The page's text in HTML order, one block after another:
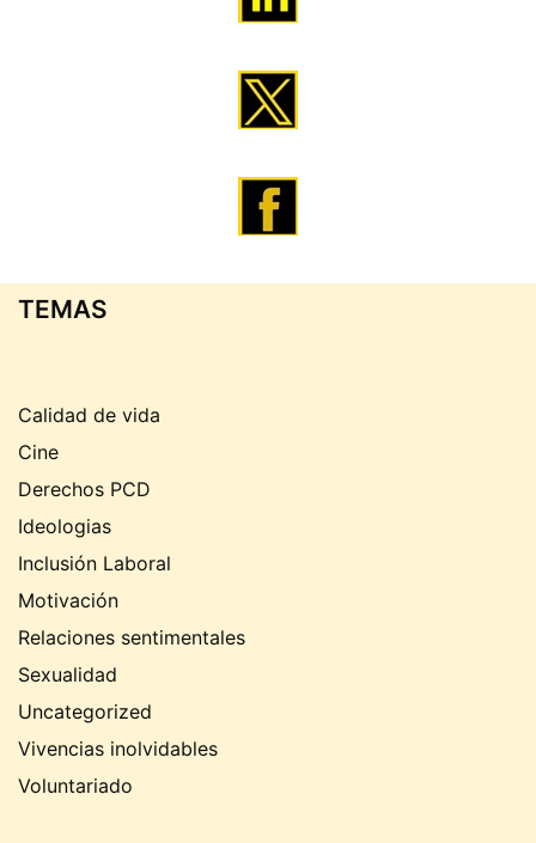
TEMAS
Calidad de vida
Cine
Derechos PCD
Ideologias
Inclusión Laboral
Motivación
Relaciones sentimentales
Sexualidad
Uncategorized
Vivencias inolvidables
Voluntariado